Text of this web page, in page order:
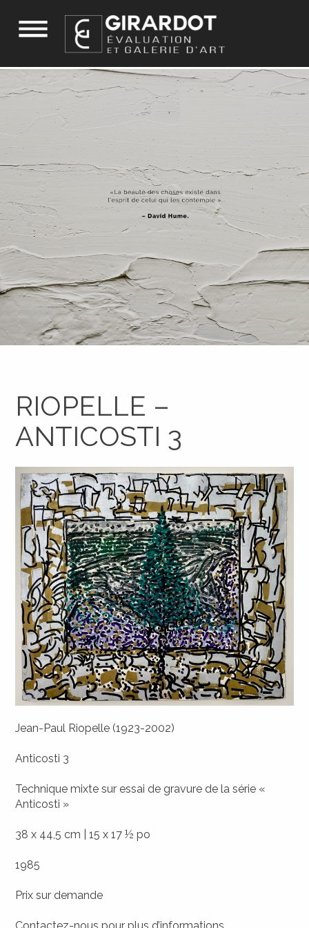
RIOPELLE –
ANTICOSTI 3
Jean-Paul Riopelle (1923-2002)
Anticosti 3
Technique mixte sur essai de gravure de la série «
Anticosti »
38 x 44,5 cm | 15 x 17 ½ po
1985
Prix sur demande